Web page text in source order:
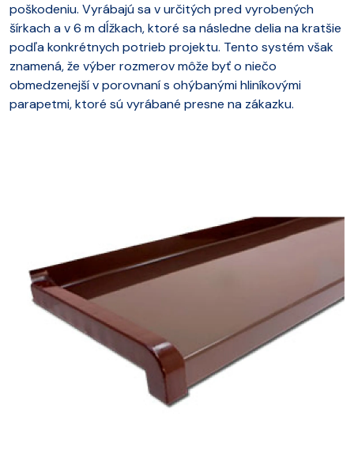
poškodeniu. Vyrábajú sa v určitých pred vyrobených
šírkach a v 6 m dĺžkach, ktoré sa následne delia na kratšie
podľa konkrétnych potrieb projektu. Tento systém však
znamená, že výber rozmerov môže byť o niečo
obmedzenejší v porovnaní s ohýbanými hliníkovými
parapetmi, ktoré sú vyrábané presne na zákazku.